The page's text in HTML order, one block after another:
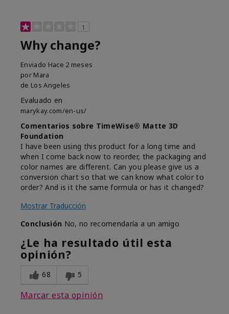
1
Why change?
Enviado Hace 2 meses
por Mara
de Los Angeles
Evaluado en
marykay.com/en-us/
Comentarios sobre TimeWise® Matte 3D
Foundation
I have been using this product for a long time and
when I come back now to reorder, the packaging and
color names are different. Can you please give us a
conversion chart so that we can know what color to
order? And is it the same formula or has it changed?
Mostrar Traducción
Conclusión No, no recomendaría a un amigo
¿Le ha resultado útil esta
opinión?
68 5
Marcar esta opinión